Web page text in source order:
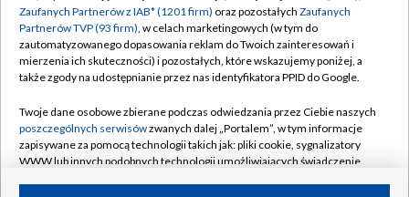
Emisja w TVP
Centrum informacji TVP
Naziemna Telewizja Cyfrowa
Rada Programowa
System NOS
Informacje o nadawcy
Polityka prywatności
Moje zgody
Pomoc
Kontakt
Kanały
Zaufanych Partnerów z IAB* (1201 firm) oraz pozostałych Zaufanych
Partnerów TVP (93 firm), w celach marketingowych (w tym do
zautomatyzowanego dopasowania reklam do Twoich zainteresowań i
mierzenia ich skuteczności) i pozostałych, które wskazujemy poniżej, a
także zgody na udostępnianie przez nas identyfikatora PPID do Google.
Twoje dane osobowe zbierane podczas odwiedzania przez Ciebie naszych
poszczególnych serwisówzwanych dalej „Portalem”, w tym informacje
zapisywane za pomocą technologii takich jak: pliki cookie, sygnalizatory
WWW lub innych podobnych technologii umożliwiających świadczenie